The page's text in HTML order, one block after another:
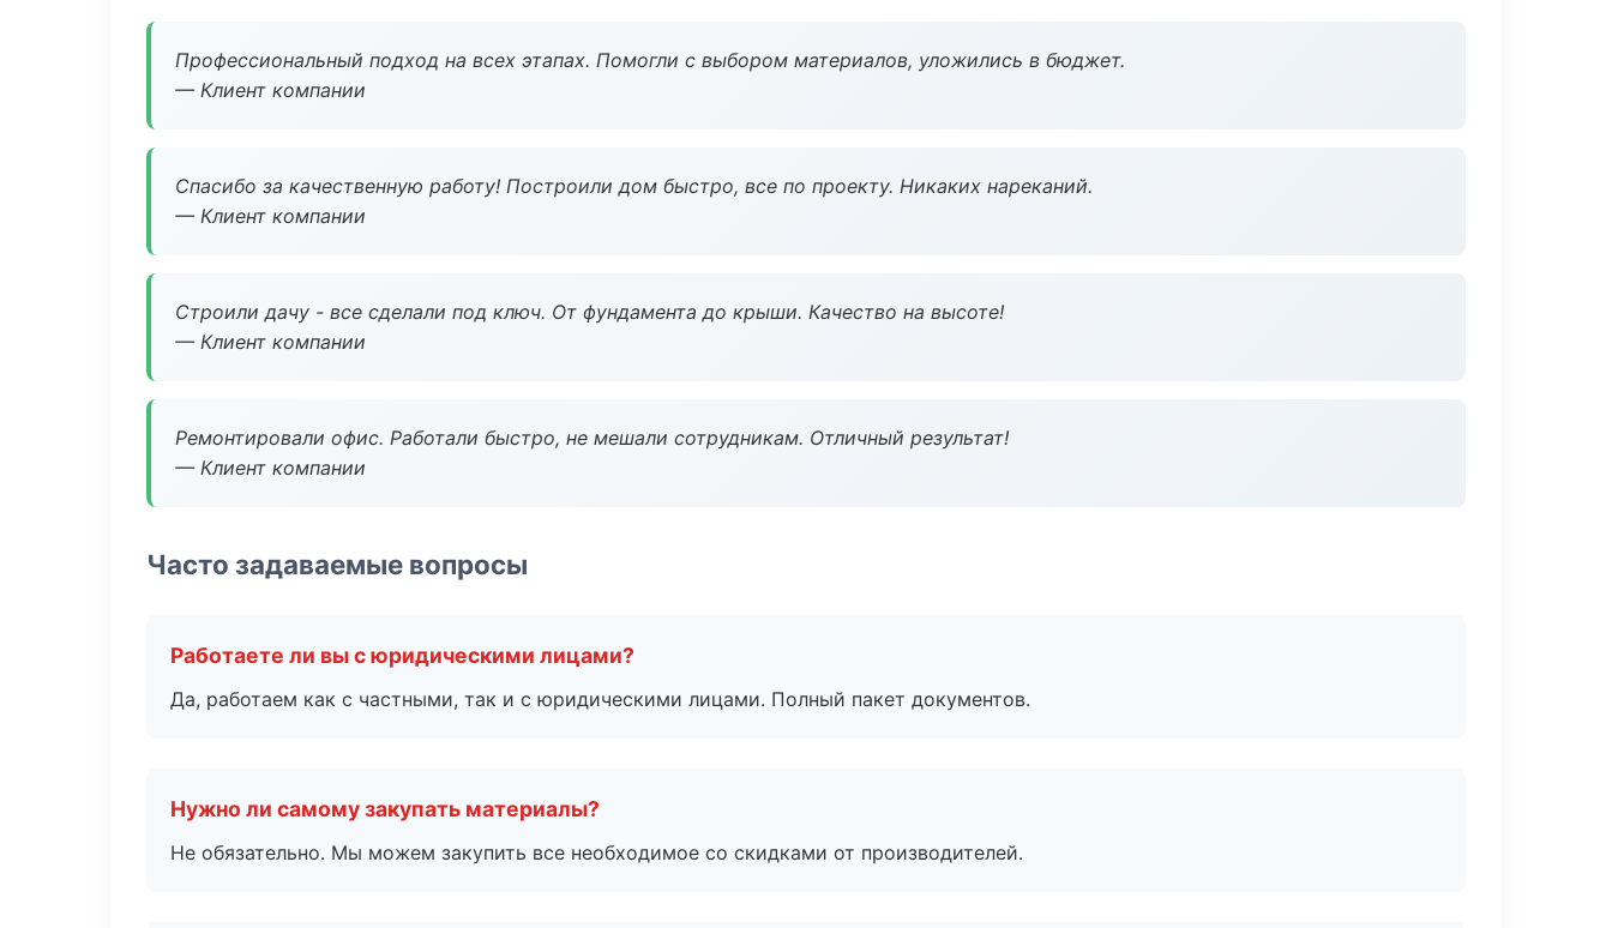
Профессиональный подход на всех этапах. Помогли с выбором материалов, уложились в бюджет.
— Клиент компании
Спасибо за качественную работу! Построили дом быстро, все по проекту. Никаких нареканий.
— Клиент компании
Строили дачу - все сделали под ключ. От фундамента до крыши. Качество на высоте!
— Клиент компании
Ремонтировали офис. Работали быстро, не мешали сотрудникам. Отличный результат!
— Клиент компании
Часто задаваемые вопросы
Работаете ли вы с юридическими лицами?
Да, работаем как с частными, так и с юридическими лицами. Полный пакет документов.
Нужно ли самому закупать материалы?
Не обязательно. Мы можем закупить все необходимое со скидками от производителей.